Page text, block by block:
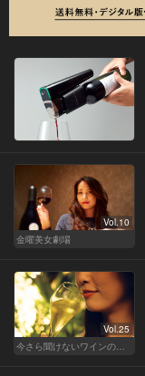
Vol.10
金曜美女劇場
Vol.25
今さら聞けないワインの基礎知識